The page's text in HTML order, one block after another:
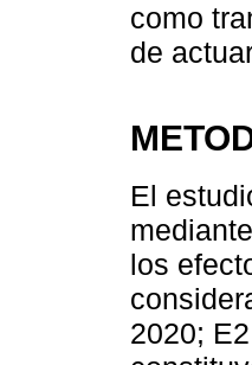
como
de
El
los
2020;